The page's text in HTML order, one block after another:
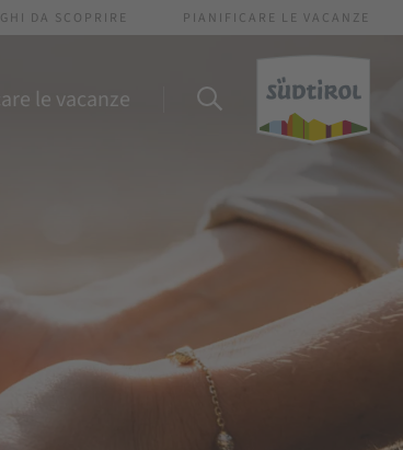
DA SCOPRIRE PIANIFICARE LE VACANZE
le vacanze